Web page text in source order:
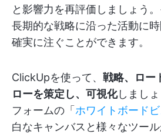
と影響力を再評価しましょう。
長期的な戦略に沿った活動に
確実に注ぐことができます。
ClickUpを使って、 戦略、ロー
ローを策定し、可視化しまし
フォームの「 ホワイトボードビ
白なキャンバスと様々なツー